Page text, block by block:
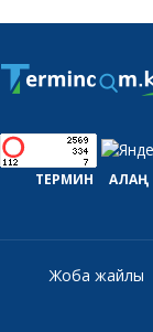
ТЕРМИН АЛАҢ
Жоба жайлы